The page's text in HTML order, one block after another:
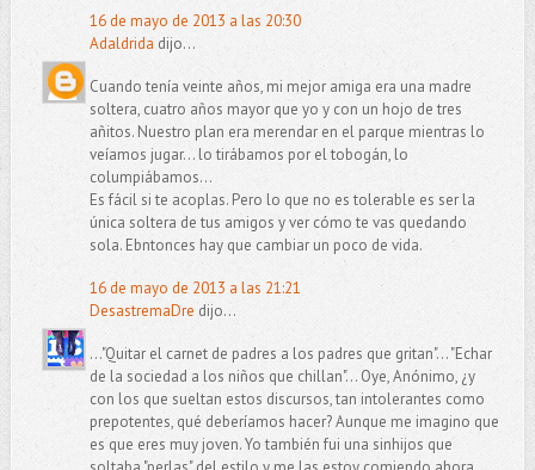
16 de mayo de 2013 a las 20:30
Adaldrida dijo...
Cuando tenía veinte años, mi mejor amiga era una madre
soltera, cuatro años mayor que yo y con un hojo de tres
añitos. Nuestro plan era merendar en el parque mientras lo
veíamos jugar... lo tirábamos por el tobogán, lo
columpiábamos...
Es fácil si te acoplas. Pero lo que no es tolerable es ser la
única soltera de tus amigos y ver cómo te vas quedando
sola. Ebntonces hay que cambiar un poco de vida.
16 de mayo de 2013 a las 21:21
DesastremaDre dijo...
..."Quitar el carnet de padres a los padres que gritan"... "Echar
de la sociedad a los niños que chillan"... Oye, Anónimo, ¿y
con los que sueltan estos discursos, tan intolerantes como
prepotentes, qué deberíamos hacer? Aunque me imagino que
es que eres muy joven. Yo también fui una sinhijos que